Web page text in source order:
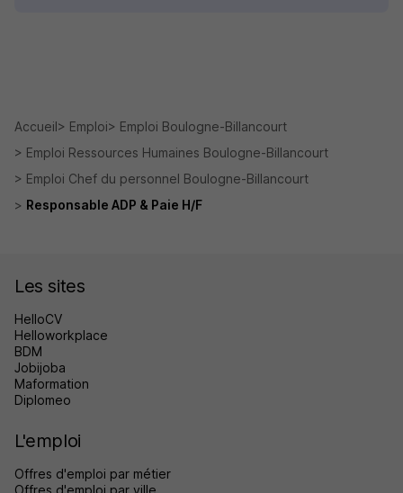
Accueil Emploi
Emploi Boulogne-Billancourt
Emploi Ressources Humaines Boulogne-Billancourt
Emploi Chef du personnel Boulogne-Billancourt
Responsable ADP & Paie H/F
Les sites
HelloCV
Helloworkplace
BDM
Jobijoba
Maformation
Diplomeo
L'emploi
Offres d'emploi par métier
Offres d'emploi par ville